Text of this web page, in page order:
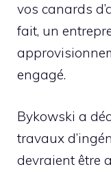
vos canards
fait, un
engagé.
Bykowski a
travaux
devraient être